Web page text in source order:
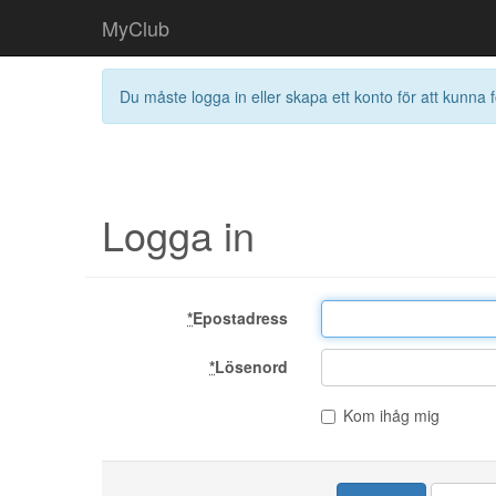
MyClub
Du måste logga in eller skapa ett konto för att kunna
Logga in
*Epostadress
*Lösenord
Kom ihåg mig